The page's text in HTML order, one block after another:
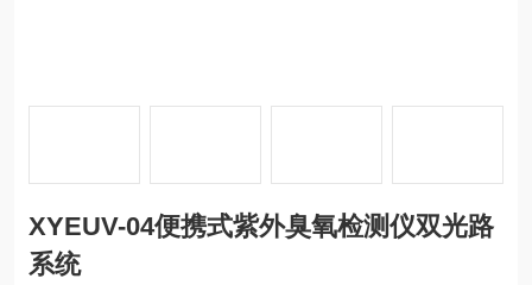
XYEUV-04便携式紫外臭氧检测仪双光路
系统